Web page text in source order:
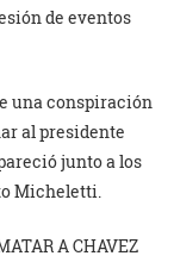
de eventos
una conspiración
al presidente
junto a los
Micheletti.
A CHAVEZ